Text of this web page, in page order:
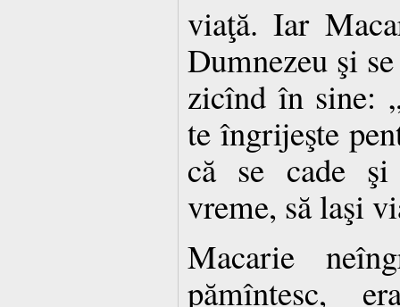
viaţă. Iar
Dumnezeu şi
zicînd în sine:
te îngrijeşte
că se cade
vreme, să laşi
Macarie
pămîntesc,